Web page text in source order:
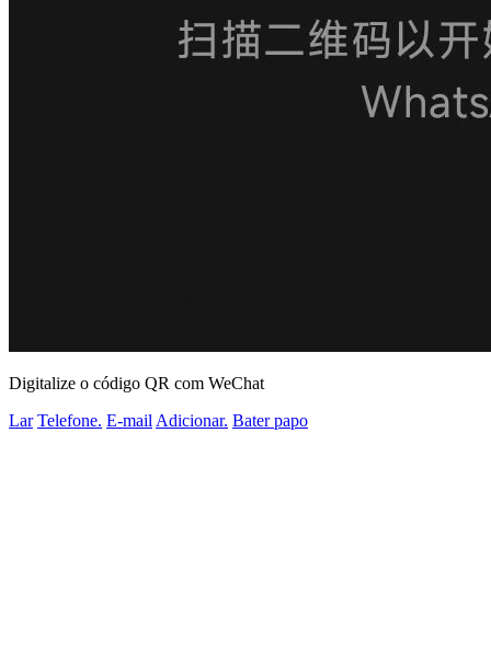
Digitalize o código QR com WeChat
Lar Telefone. E-mail Adicionar. Bater papo